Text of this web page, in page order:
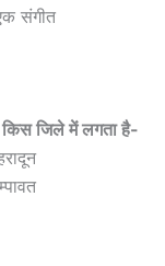
किस जिले में लगता है-